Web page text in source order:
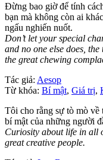
Đừng bao giờ để tính
bạn mà không còn ai
ngấu nghiến nuốt.
Don’t let your special
and no one else does,
the great chewing
Tác giả: Aesop
Từ khóa: Bí mật, Giá trị,
Tôi cho rằng sự tò mò về
bí mật của những người
Curiosity about life in all
great creative people.